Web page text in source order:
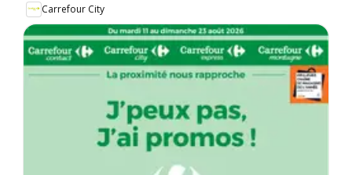
Carrefour City